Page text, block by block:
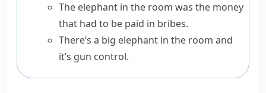
The elephant in the room was the money
that had to be paid in bribes.
There’s a big elephant in the room and
it’s gun control.